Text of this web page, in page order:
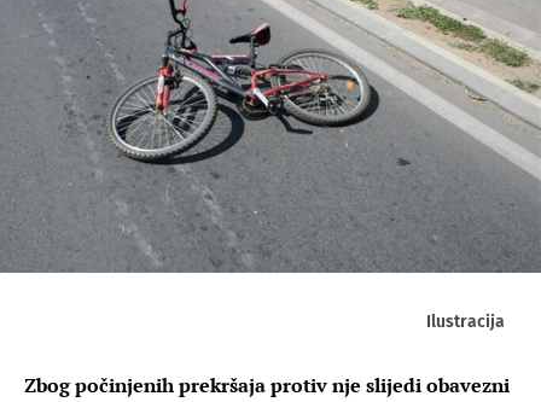
Ilustracija
Zbog počinjenih prekršaja protiv nje slijedi obavezni